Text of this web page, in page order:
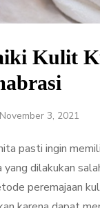
Kulit
November 3, 2021
pasti ingin
yang dilakukan
peremajaan